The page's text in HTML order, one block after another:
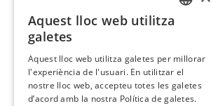
Aquest lloc web utilitza
galetes
Aquest lloc web utilitza galetes per millorar
l'experiència de l'usuari. En utilitzar el
nostre lloc web, accepteu totes les galetes
d’acord amb la nostra Política de galetes.